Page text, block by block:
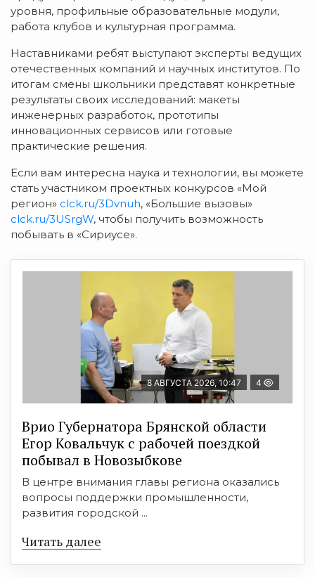
уровня, профильные образовательные модули,
работа клубов и культурная программа.
Наставниками ребят выступают эксперты ведущих
отечественных компаний и научных институтов. По
итогам смены школьники представят конкретные
результаты своих исследований: макеты
инженерных разработок, прототипы
инновационных сервисов или готовые
практические решения.
Если вам интересна наука и технологии, вы можете
стать участником проектных конкурсов «Мой
регион» clck.ru/3Dvnuh, «Большие вызовы»
clck.ru/3USrgW, чтобы получить возможность
побывать в «Сириусе».
8 АВГУСТА 2026, 10:47 4
Врио Губернатора Брянской области
Егор Ковальчук с рабочей поездкой
побывал в Новозыбкове
В центре внимания главы региона оказались
вопросы поддержки промышленности,
развития городской ...
Читать далее